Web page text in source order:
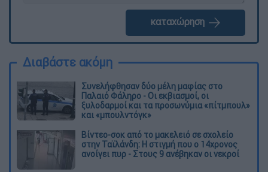
καταχώρηση
Διαβάστε ακόμη
Συνελήφθησαν δύο μέλη μαφίας στο
Παλαιό Φάληρο - Οι εκβιασμοί, οι
ξυλοδαρμοί και τα προσωνύμια «πίτμπουλ»
και «μπουλντόγκ»
Βίντεο-σοκ από το μακελειό σε σχολείο
στην Ταϊλάνδη: Η στιγμή που ο 14χρονος
ανοίγει πυρ - Στους 9 ανέβηκαν οι νεκροί